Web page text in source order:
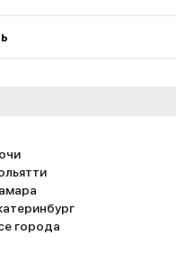
города